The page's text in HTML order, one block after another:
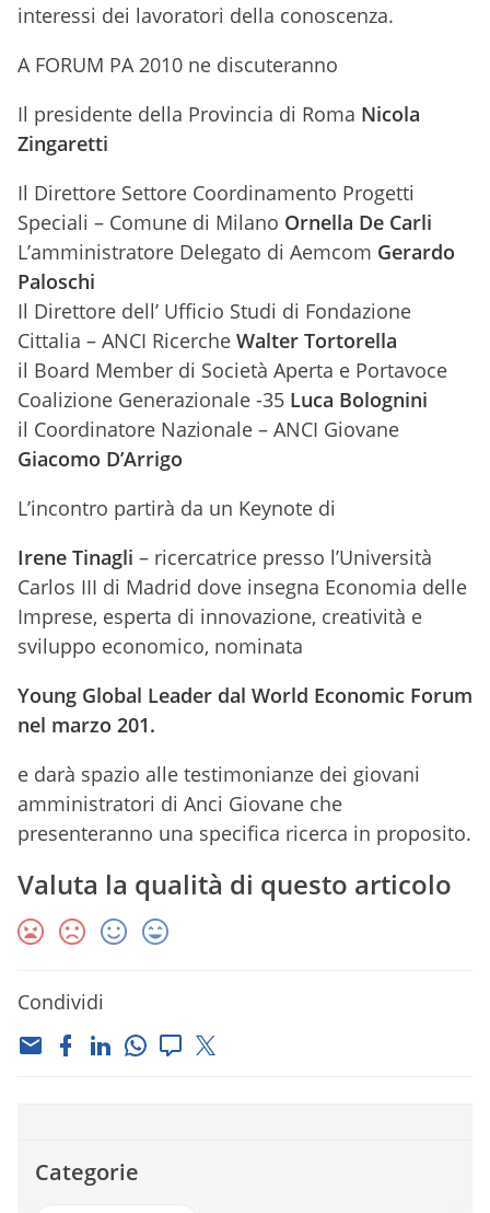
interessi dei lavoratori della conoscenza.
A FORUM PA 2010 ne discuteranno
Il presidente della Provincia di Roma Nicola
Zingaretti
Il Direttore Settore Coordinamento Progetti
Speciali – Comune di Milano Ornella De Carli
L’amministratore Delegato di Aemcom Gerardo
Paloschi
Il Direttore dell’ Ufficio Studi di Fondazione
Cittalia – ANCI Ricerche Walter Tortorella
il Board Member di Società Aperta e Portavoce
Coalizione Generazionale -35 Luca Bolognini
il Coordinatore Nazionale – ANCI Giovane
Giacomo D’Arrigo
L’incontro partirà da un Keynote di
Irene Tinagli – ricercatrice presso l’Università
Carlos III di Madrid dove insegna Economia delle
Imprese, esperta di innovazione, creatività e
sviluppo economico, nominata
Young Global Leader dal World Economic Forum
nel marzo 201.
e darà spazio alle testimonianze dei giovani
amministratori di Anci Giovane che
presenteranno una specifica ricerca in proposito.
Valuta la qualità di questo articolo
Condividi
Categorie